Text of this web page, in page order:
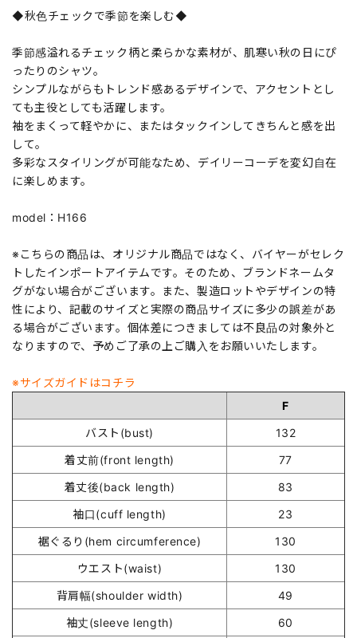
◆秋色チェックで季節を楽しむ◆
季節感溢れるチェック柄と柔らかな素材が、肌寒い秋の日にぴ
ったりのシャツ。
シンプルながらもトレンド感あるデザインで、アクセントとし
ても主役としても活躍します。
袖をまくって軽やかに、またはタックインしてきちんと感を出
して。
多彩なスタイリングが可能なため、デイリーコーデを変幻自在
に楽しめます。
model：H166
※こちらの商品は、オリジナル商品ではなく、バイヤーがセレク
トしたインポートアイテムです。そのため、ブランドネームタ
グがない場合がございます。また、製造ロットやデザインの特
性により、記載のサイズと実際の商品サイズに多少の誤差があ
る場合がございます。個体差につきましては不良品の対象外と
なりますので、予めご了承の上ご購入をお願いいたします。
※サイズガイドはコチラ
F
バスト(bust)
132
着丈前(front length)
77
着丈後(back length)
83
袖口(cuff length)
23
裾ぐるり(hem circumference)
130
ウエスト(waist)
130
背肩幅(shoulder width)
49
袖丈(sleeve length)
60